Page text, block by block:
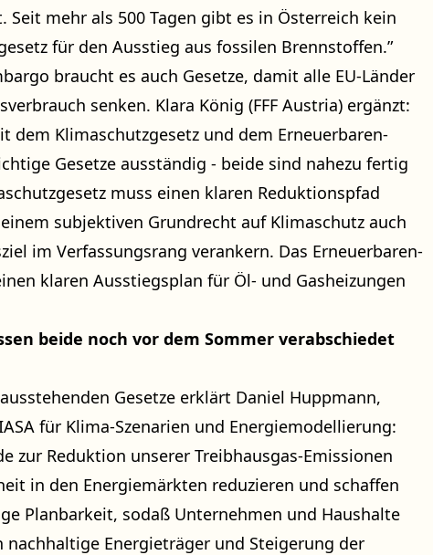
Seit mehr als 500 Tagen gibt es in Österreich kein
für den Ausstieg aus fossilen Brennstoffen.”
braucht es auch Gesetze, damit alle EU-Länder
senken. Klara König (FFF Austria) ergänzt:
dem Klimaschutzgesetz und dem Erneuerbaren-
Gesetze ausständig - beide sind nahezu fertig
muss einen klaren Reduktionspfad
subjektiven Grundrecht auf Klimaschutz auch
im Verfassungsrang verankern. Das Erneuerbaren-
klaren Ausstiegsplan für Öl- und Gasheizungen
beide noch vor dem Sommer verabschiedet
Gesetze erklärt Daniel Huppmann,
für Klima-Szenarien und Energiemodellierung:
zur Reduktion unserer Treibhausgas-Emissionen
in den Energiemärkten reduzieren und schaffen
Planbarkeit, sodaß Unternehmen und Haushalte
Energieträger und Steigerung der